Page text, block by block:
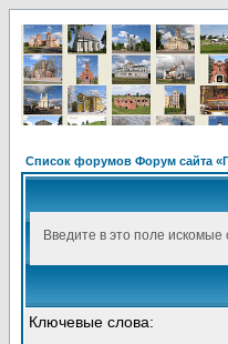
Список форумов Форум сайта
Введите в это поле искомые
Ключевые слова: